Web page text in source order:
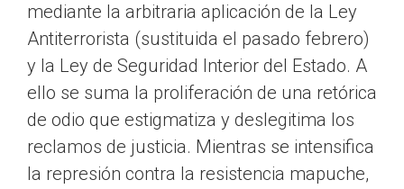
mediante la arbitraria aplicación de la Ley
Antiterrorista (sustituida el pasado febrero)
y la Ley de Seguridad Interior del Estado. A
ello se suma la proliferación de una retórica
de odio que estigmatiza y deslegitima los
reclamos de justicia. Mientras se intensifica
la represión contra la resistencia mapuche,